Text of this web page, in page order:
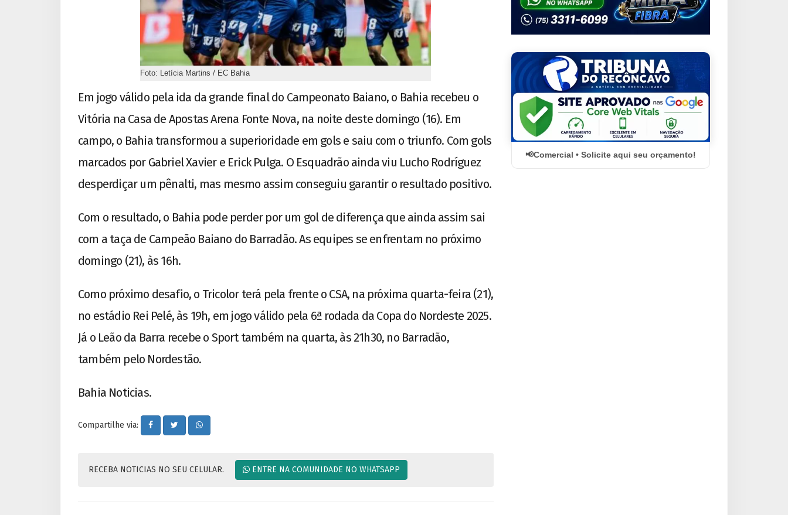
Foto: Letícia Martins / EC Bahia
Em jogo válido pela ida da grande final do Campeonato Baiano, o Bahia recebeu o
Vitória na Casa de Apostas Arena Fonte Nova, na noite deste domingo (16). Em
campo, o Bahia transformou a superioridade em gols e saiu com o triunfo. Com gols
marcados por Gabriel Xavier e Erick Pulga. O Esquadrão ainda viu Lucho Rodríguez
desperdiçar um pênalti, mas mesmo assim conseguiu garantir o resultado positivo.
Com o resultado, o Bahia pode perder por um gol de diferença que ainda assim sai
com a taça de Campeão Baiano do Barradão. As equipes se enfrentam no próximo
domingo (21), às 16h.
Como próximo desafio, o Tricolor terá pela frente o CSA, na próxima quarta-feira (21),
no estádio Rei Pelé, às 19h, em jogo válido pela 6ª rodada da Copa do Nordeste 2025.
Já o Leão da Barra recebe o Sport também na quarta, às 21h30, no Barradão,
também pelo Nordestão.
Bahia Noticias.
Compartilhe via:
RECEBA NOTICIAS NO SEU CELULAR. ENTRE NA COMUNIDADE NO WHATSAPP
Comercial • Solicite aqui seu orçamento!